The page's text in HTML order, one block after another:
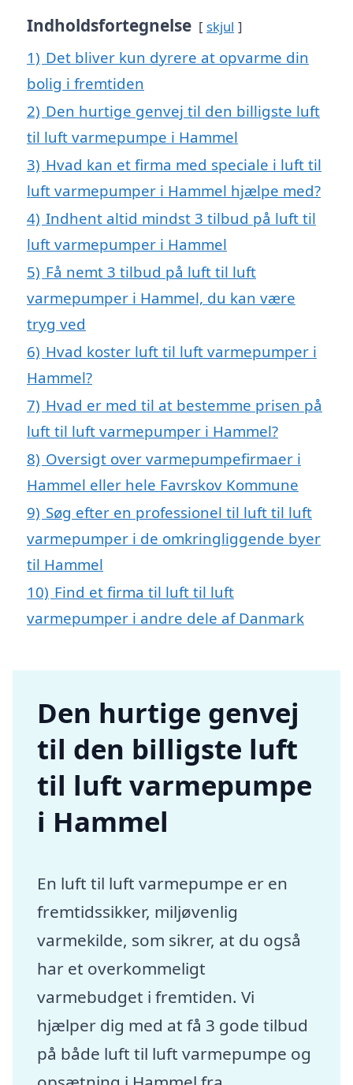
Indholdsfortegnelse skjul
1) Det bliver kun dyrere at opvarme din
bolig i fremtiden
2) Den hurtige genvej til den billigste luft
til luft varmepumpe i Hammel
3) Hvad kan et firma med speciale i luft til
luft varmepumper i Hammel hjælpe med?
4) Indhent altid mindst 3 tilbud på luft til
luft varmepumper i Hammel
5) Få nemt 3 tilbud på luft til luft
varmepumper i Hammel, du kan være
tryg ved
6) Hvad koster luft til luft varmepumper i
Hammel?
7) Hvad er med til at bestemme prisen på
luft til luft varmepumper i Hammel?
8) Oversigt over varmepumpefirmaer i
Hammel eller hele Favrskov Kommune
9) Søg efter en professionel til luft til luft
varmepumper i de omkringliggende byer
til Hammel
10) Find et firma til luft til luft
varmepumper i andre dele af Danmark
Den hurtige genvej
til den billigste luft
til luft varmepumpe
i Hammel
En luft til luft varmepumpe er en
fremtidssikker, miljøvenlig
varmekilde, som sikrer, at du også
har et overkommeligt
varmebudget i fremtiden. Vi
hjælper dig med at få 3 gode tilbud
på både luft til luft varmepumpe og